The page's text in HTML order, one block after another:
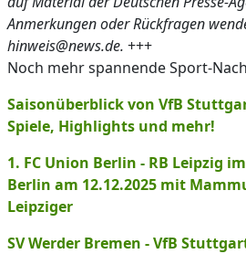
Anmerkungen oder Rückfragen
hinweis@news.de. +++
Noch mehr spannende Sport-
Saisonüberblick von VfB
Spiele, Highlights und mehr!
1. FC Union Berlin - RB Leipzig
Berlin am 12.12.2025 mit
Leipziger
SV Werder Bremen - VfB